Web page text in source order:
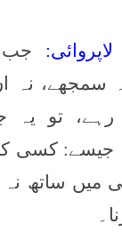
جب
سمجھے، نہ
تو یہ
جیسے: کسی کا
میں ساتھ نہ